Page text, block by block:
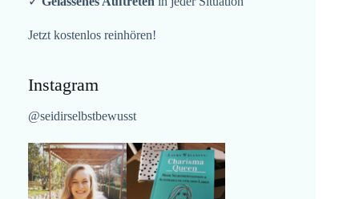
Jetzt kostenlos reinhören!
Instagram
@seidirselbstbewusst